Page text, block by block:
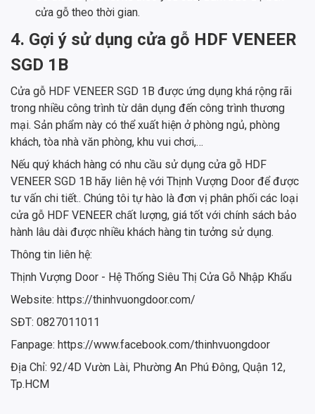
cửa gỗ theo thời gian.
4. Gợi ý sử dụng cửa gỗ HDF VENEER
SGD 1B
Cửa gỗ HDF VENEER SGD 1B được ứng dụng khá rộng rãi
trong nhiều công trình từ dân dụng đến công trình thương
mại. Sản phẩm này có thể xuất hiện ở phòng ngủ, phòng
khách, tòa nhà văn phòng, khu vui chơi,…
Nếu quý khách hàng có nhu cầu sử dụng cửa gỗ HDF
VENEER SGD 1B hãy liên hệ với Thịnh Vượng Door để được
tư vấn chi tiết.. Chúng tôi tự hào là đơn vị phân phối các loại
cửa gỗ HDF VENEER chất lượng, giá tốt với chính sách bảo
hành lâu dài được nhiều khách hàng tin tưởng sử dụng.
Thông tin liên hệ:
Thịnh Vượng Door - Hệ Thống Siêu Thị Cửa Gỗ Nhập Khẩu
Website: https://thinhvuongdoor.com/
SĐT: 0827011011
Fanpage: https://www.facebook.com/thinhvuongdoor
Địa Chỉ: 92/4D Vườn Lài, Phường An Phú Đông, Quận 12,
Tp.HCM